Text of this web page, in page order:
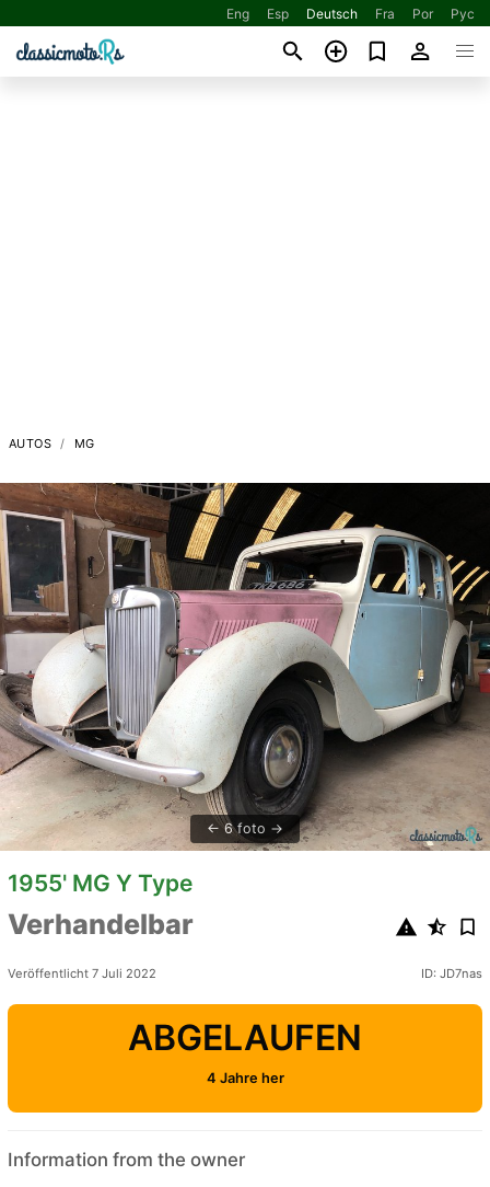
Eng Esp Deutsch Fra Por Рус
AUTOS MG
6 foto
1955' MG Y Type
Verhandelbar
Veröffentlicht 7 Juli 2022 ID: JD7nas
ABGELAUFEN
4 Jahre her
Information from the owner